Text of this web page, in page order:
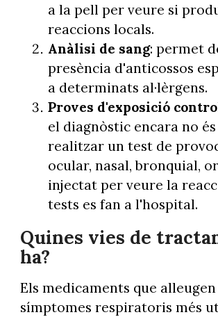
a la pell per veure si
reaccions locals.
Anàlisi de sang: permet
presència d'anticossos
a determinats al·lèrgens.
Proves d'exposició
el diagnòstic encara no
realitzar un test de
ocular, nasal, bronquial,
injectat per veure la
tests es fan a l'hospital.
Quines vies de
ha?
Els medicaments que alleugen
símptomes respiratoris més